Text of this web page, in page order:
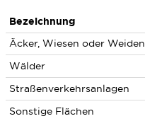
Bezeichnung
Äcker, Wiesen oder Weiden
Wälder
Straßenverkehrsanlagen
Sonstige Flächen